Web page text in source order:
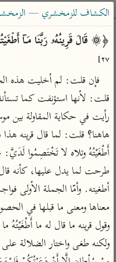
ساهم معنا في
تفسير
characters for results.
Type 1 or more
characters for results.
أمّهات
تفسير الطبري
تفسير ابن كثير
تفسير القرطبي
تفسير البغوي
عامّة
فتح
فتح
الكشاف للزمخشري — الزمخشري
﴿۞ قَالَ قَرِینُهُۥ رَبَّنَا مَاۤ
٢٧]